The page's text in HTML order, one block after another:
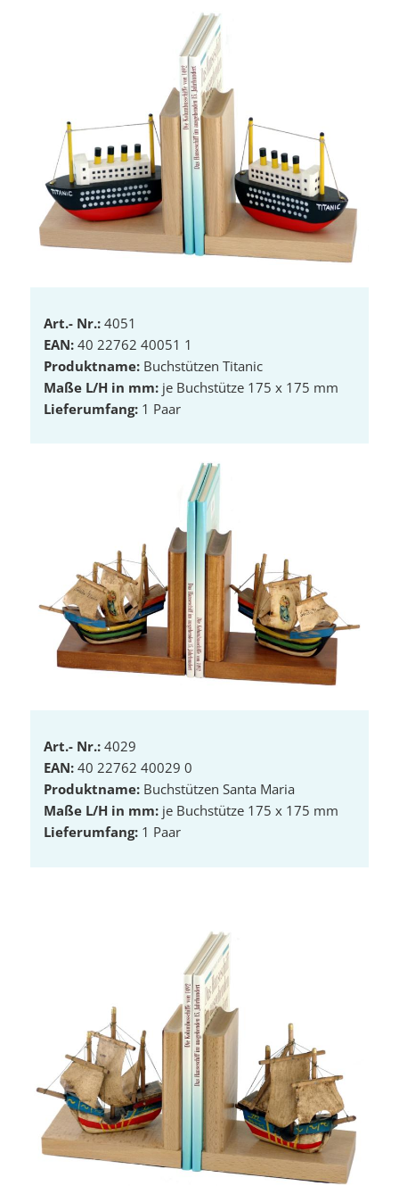
Art.- Nr.:4051
EAN:40 22762 40051 1
Produktname:Buchstützen Titanic
Maße L/H in mm: je Buchstütze 175 x 175 mm
Lieferumfang:1 Paar
Art.- Nr.:4029
EAN:40 22762 40029 0
Produktname:Buchstützen Santa Maria
Maße L/H in mm: je Buchstütze 175 x 175 mm
Lieferumfang:1 Paar